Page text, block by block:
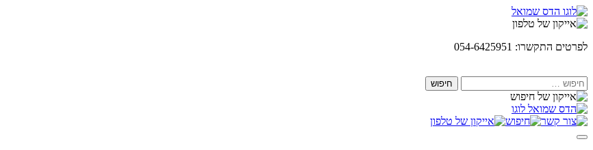
Skip
to
לפרטים התקשרו: 054-6425951
חיפוש: